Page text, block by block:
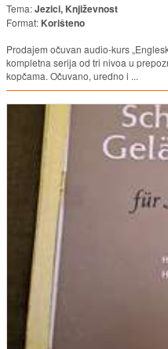
Tema:Jezici, Književnost
Format: Korišteno
Prodajem očuvan audio-kurs
kompletna serija od tri nivoa u
kopčama. Očuvano, uredno i ...